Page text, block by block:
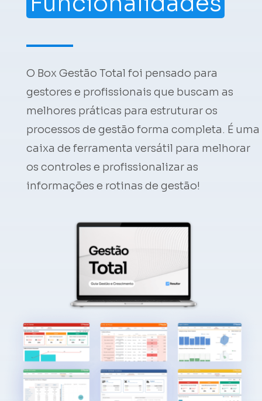
O Box Gestão Total foi pensado para
gestores e profissionais que buscam as
melhores práticas para estruturar os
processos de gestão forma completa. É uma
caixa de ferramenta versátil para melhorar
os controles e profissionalizar as
informações e rotinas de gestão!